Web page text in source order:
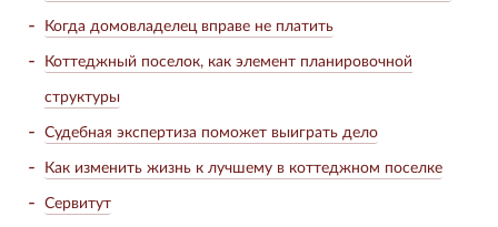
Когда домовладелец вправе не платить
Коттеджный поселок, как элемент планировочной
структуры
Судебная экспертиза поможет выиграть дело
Как изменить жизнь к лучшему в коттеджном поселке
Сервитут